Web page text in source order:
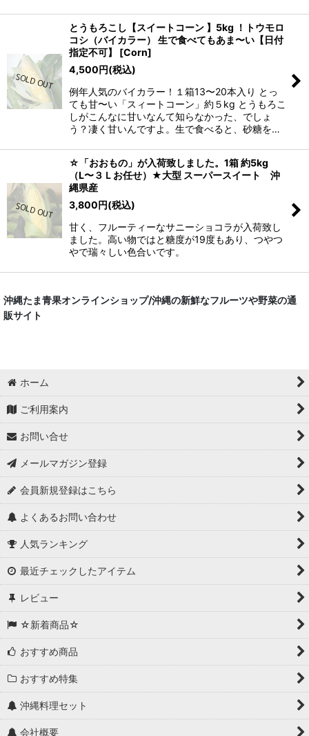
とうもろこし【スイートコーン 】5kg ！トウモロ
コシ（バイカラー） 生で食べてもあま〜い【日付
指定不可】
[Corn]
4,500円(税込)
例年人気のバイカラー！１箱13〜20本入り とっ
ても甘〜い「スィートコーン」約５kg とうもろこ
しがこんなに甘いなんて知らなかった、でしょ
う？凄く甘いんですよ。生で食べると、砂糖を…
☆「おおもの」が入荷致しました。1箱 約5kg
（L〜３Ｌお任せ）★大型 スーパースイート 沖
縄県産
3,800円(税込)
甘く、フルーティーなサニーショコラが入荷致し
ました。高い物ではと糖度が19度もあり、つやつ
やで瑞々しい色合いです。
沖縄たま青果オンラインショップ/沖縄の新鮮なフルーツや野菜の通
販サイト
ホーム
ご利用案内
お問い合せ
メールマガジン登録
会員新規登録はこちら
よくあるお問い合わせ
人気ランキング
最近チェックしたアイテム
レビュー
☆新着商品☆
おすすめ商品
おすすめ特集
沖縄料理セット
会社概要